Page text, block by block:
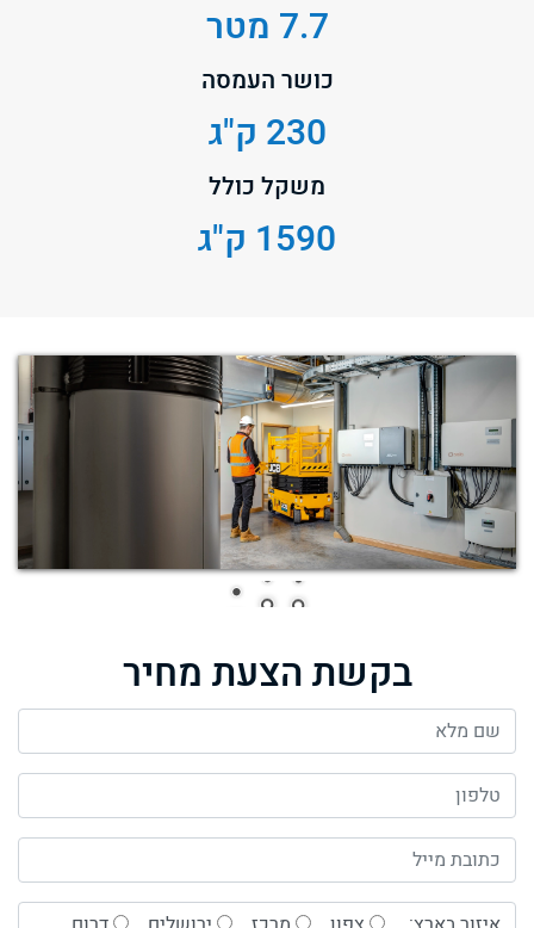
7.7 מטר
כושר העמסה
230 ק"ג
משקל כולל
1590 ק"ג
בקשת הצעת מחיר